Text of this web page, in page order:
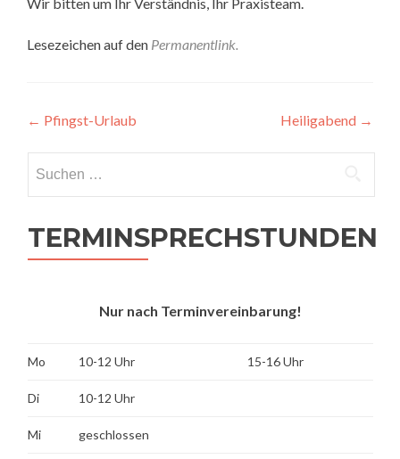
Lesezeichen auf den Permanentlink.
Beitragsnavigation
← Pfingst-Urlaub Heiligabend →
nach:
TERMINSPRECHSTUNDEN
Nur nach Terminvereinbarung!
Mo 10-12 Uhr 15-16 Uhr
Di 10-12 Uhr
Mi geschlossen